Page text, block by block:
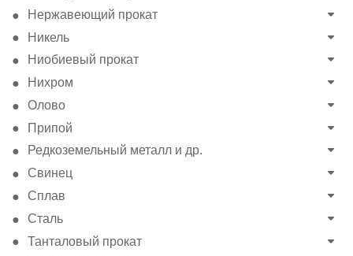
Нержавеющий прокат
Никель
Ниобиевый прокат
Нихром
Олово
Припой
Редкоземельный металл и др.
Свинец
Сплав
Сталь
Танталовый прокат